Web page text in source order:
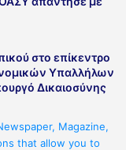
στο επίκεντρο
Υπαλλήλων
Δικαιοσύνης
Magazine,
that allow you to